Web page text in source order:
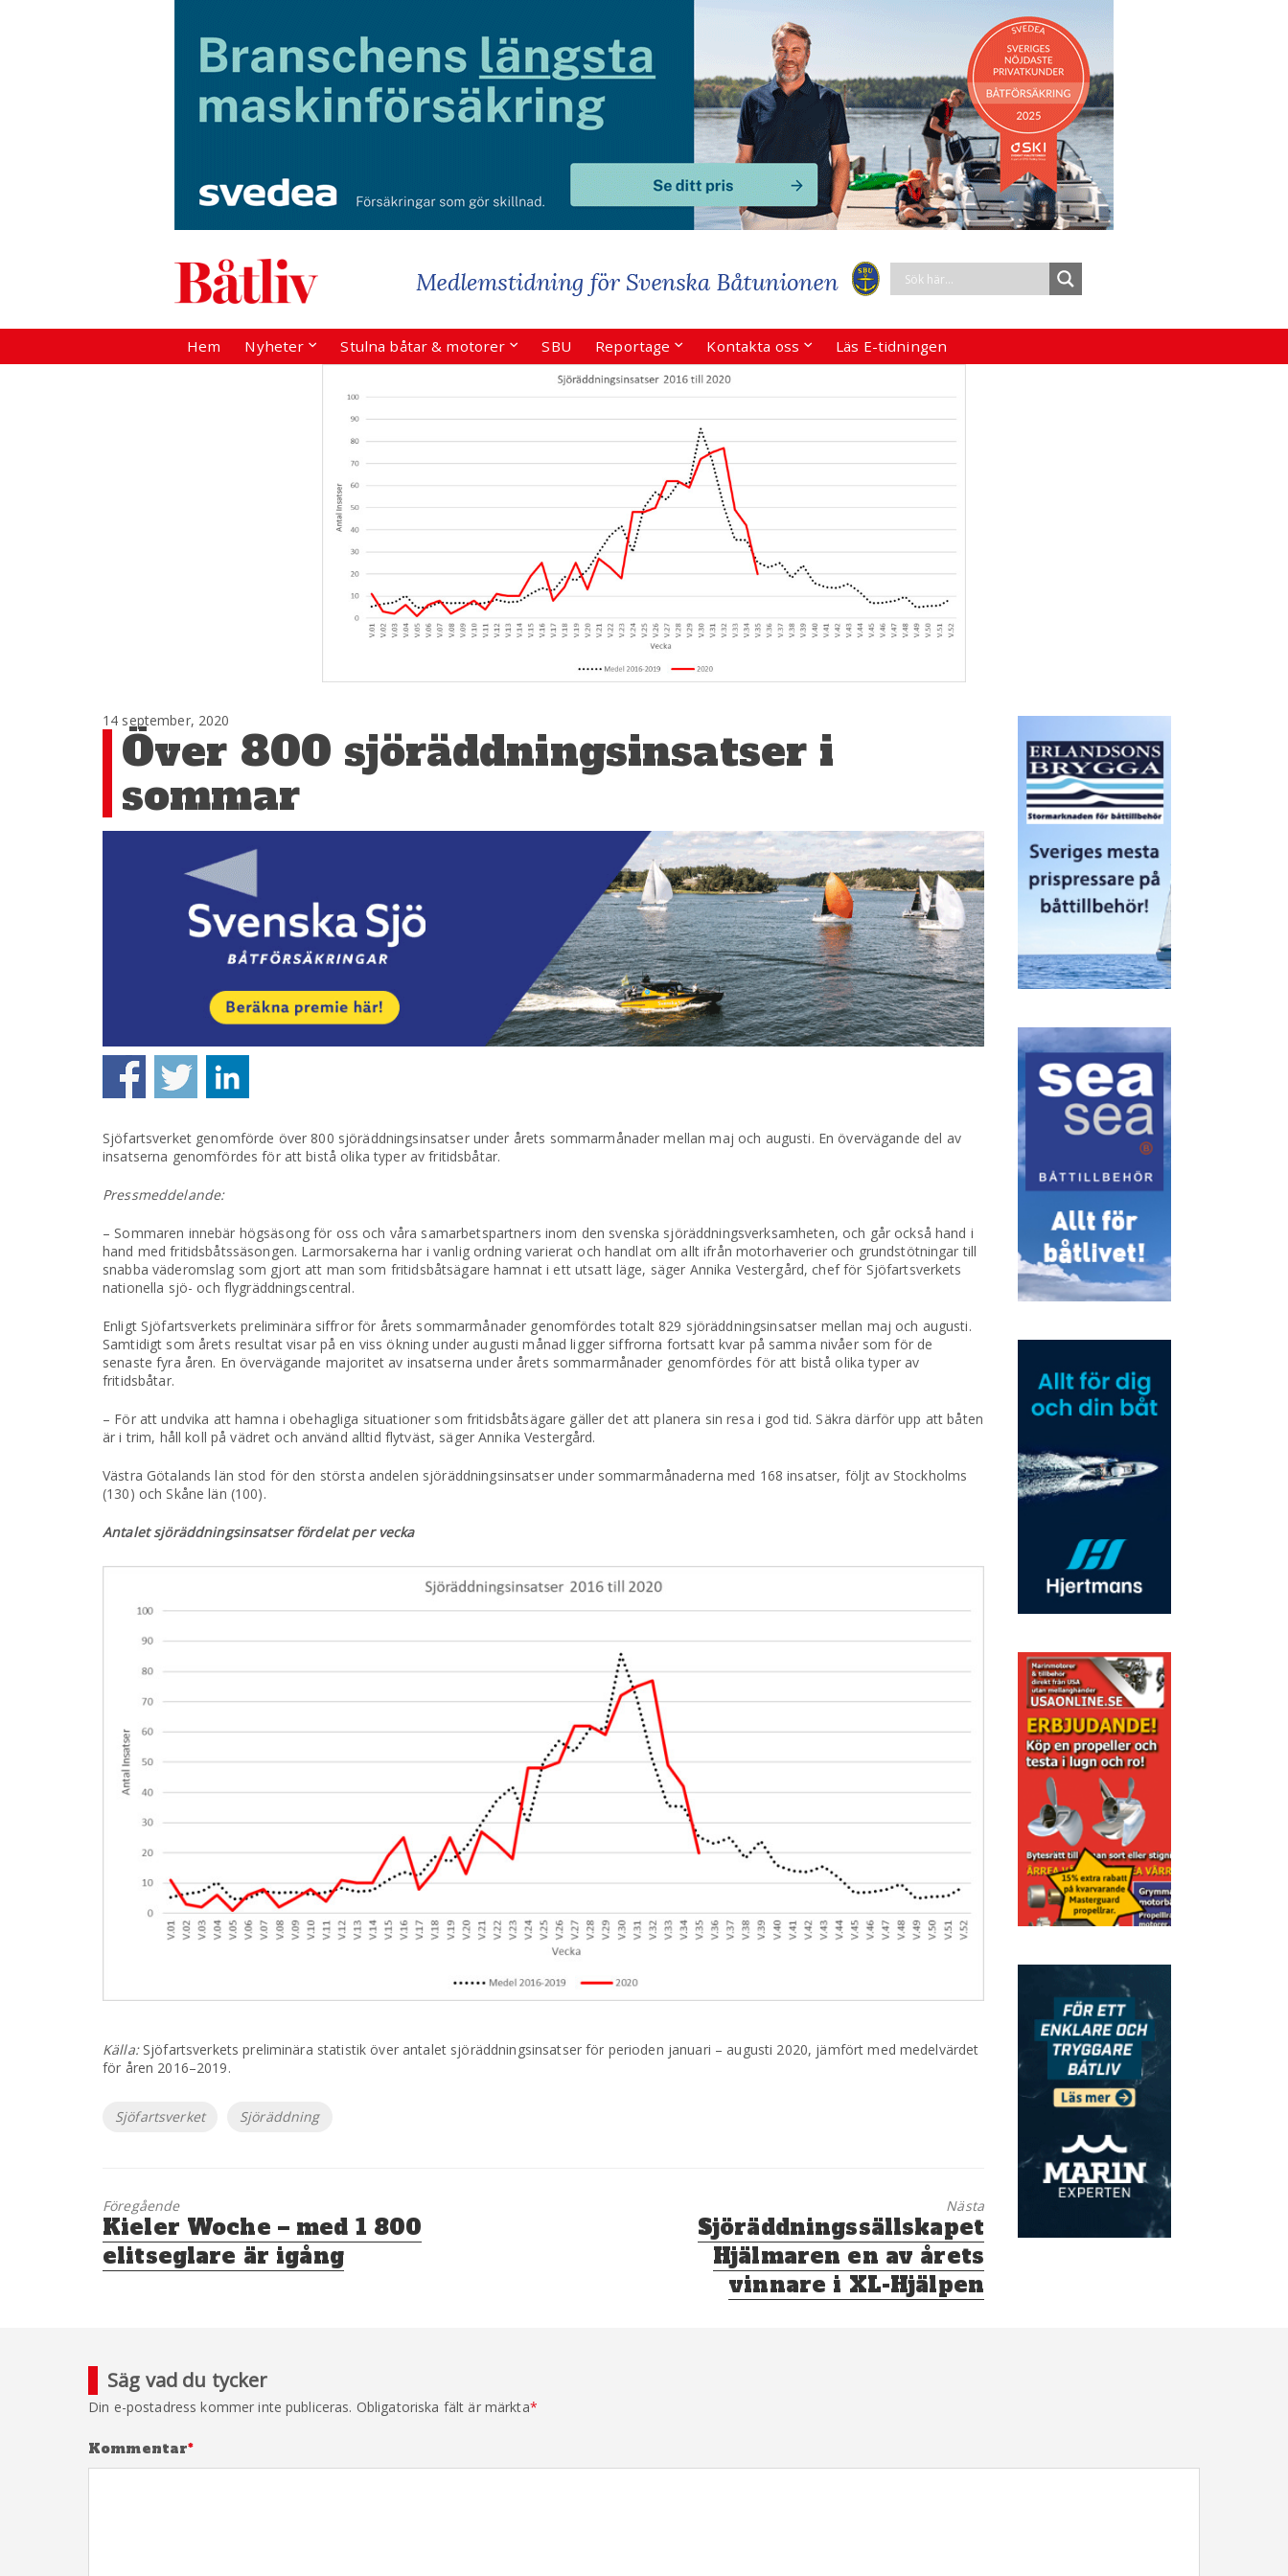
Hem Nyheter Stulna båtar & motorer SBU Reportage Kontakta oss Läs E-tidningen
14 september, 2020
Över 800 sjöräddningsinsatser i
sommar
Sjöfartsverket genomförde över 800 sjöräddningsinsatser under årets sommarmånader mellan maj och augusti. En övervägande del av
insatserna genomfördes för att bistå olika typer av fritidsbåtar.
Pressmeddelande:
– Sommaren innebär högsäsong för oss och våra samarbetspartners inom den svenska sjöräddningsverksamheten, och går också hand i
hand med fritidsbåtssäsongen. Larmorsakerna har i vanlig ordning varierat och handlat om allt ifrån motorhaverier och grundstötningar till
snabba väderomslag som gjort att man som fritidsbåtsägare hamnat i ett utsatt läge, säger Annika Vestergård, chef för Sjöfartsverkets
nationella sjö- och flygräddningscentral.
Enligt Sjöfartsverkets preliminära siffror för årets sommarmånader genomfördes totalt 829 sjöräddningsinsatser mellan maj och augusti.
Samtidigt som årets resultat visar på en viss ökning under augusti månad ligger siffrorna fortsatt kvar på samma nivåer som för de
senaste fyra åren. En övervägande majoritet av insatserna under årets sommarmånader genomfördes för att bistå olika typer av
fritidsbåtar.
– För att undvika att hamna i obehagliga situationer som fritidsbåtsägare gäller det att planera sin resa i god tid. Säkra därför upp att båten
är i trim, håll koll på vädret och använd alltid flytväst, säger Annika Vestergård.
Västra Götalands län stod för den största andelen sjöräddningsinsatser under sommarmånaderna med 168 insatser, följt av Stockholms
(130) och Skåne län (100).
Antalet sjöräddningsinsatser fördelat per vecka
Källa:Sjöfartsverkets preliminära statistik över antalet sjöräddningsinsatser för perioden januari – augusti 2020, jämfört med medelvärdet
för åren 2016–2019.
Etiketter
Sjöfartsverket Sjöräddning
Föregående
Föregående
inlägg:
Kieler Woche – med 1 800
elitseglare är igång
Nästa
Nästa
inlägg:
Sjöräddningssällskapet
Hjälmaren en av årets
vinnare i XL-Hjälpen
Säg vad du tycker
Din e-postadress kommer inte publiceras. Obligatoriska fält är märkta*
Kommentar*